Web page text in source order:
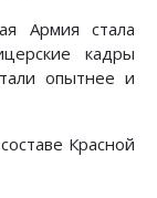
Армия стала
кадры
опытнее и
Красной